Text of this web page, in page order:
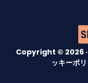
Copyright © 2026 ·
ッキーポ